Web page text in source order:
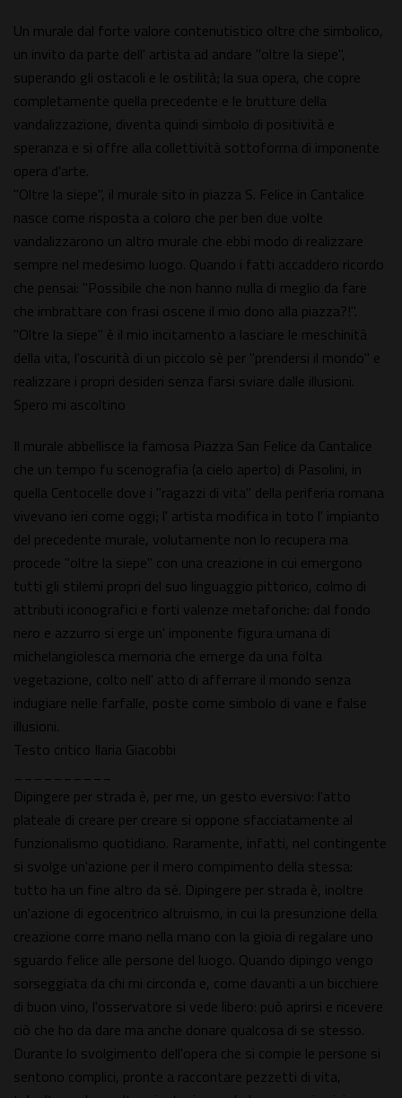
Un murale dal forte valore contenutistico oltre che simbolico,
un invito da parte dell' artista ad andare "oltre la siepe",
superando gli ostacoli e le ostilità; la sua opera, che copre
completamente quella precedente e le brutture della
vandalizzazione, diventa quindi simbolo di positività e
speranza e si offre alla collettività sottoforma di imponente
opera d'arte.
"Oltre la siepe", il murale sito in piazza S. Felice in Cantalice
nasce come risposta a coloro che per ben due volte
vandalizzarono un altro murale che ebbi modo di realizzare
sempre nel medesimo luogo. Quando i fatti accaddero ricordo
che pensai: "Possibile che non hanno nulla di meglio da fare
che imbrattare con frasi oscene il mio dono alla piazza?!".
"Oltre la siepe" è il mio incitamento a lasciare le meschinità
della vita, l'oscurità di un piccolo sè per "prendersi il mondo" e
realizzare i propri desideri senza farsi sviare dalle illusioni.
Spero mi ascoltino
Il murale abbellisce la famosa Piazza San Felice da Cantalice
che un tempo fu scenografia (a cielo aperto) di Pasolini, in
quella Centocelle dove i "ragazzi di vita" della periferia romana
vivevano ieri come oggi; l' artista modifica in toto l' impianto
del precedente murale, volutamente non lo recupera ma
procede "oltre la siepe" con una creazione in cui emergono
tutti gli stilemi propri del suo linguaggio pittorico, colmo di
attributi iconografici e forti valenze metaforiche: dal fondo
nero e azzurro si erge un' imponente figura umana di
michelangiolesca memoria che emerge da una folta
vegetazione, colto nell' atto di afferrare il mondo senza
indugiare nelle farfalle, poste come simbolo di vane e false
illusioni.
Testo critico Ilaria Giacobbi
Dipingere per strada è, per me, un gesto eversivo: l'atto
plateale di creare per creare si oppone sfacciatamente al
funzionalismo quotidiano. Raramente, infatti, nel contingente
si svolge un'azione per il mero compimento della stessa:
tutto ha un fine altro da sé. Dipingere per strada è, inoltre
un'azione di egocentrico altruismo, in cui la presunzione della
creazione corre mano nella mano con la gioia di regalare uno
sguardo felice alle persone del luogo. Quando dipingo vengo
sorseggiata da chi mi circonda e, come davanti a un bicchiere
di buon vino, l'osservatore si vede libero: può aprirsi e ricevere
ciò che ho da dare ma anche donare qualcosa di se stesso.
Durante lo svolgimento dell'opera che si compie le persone si
sentono complici, pronte a raccontare pezzetti di vita,